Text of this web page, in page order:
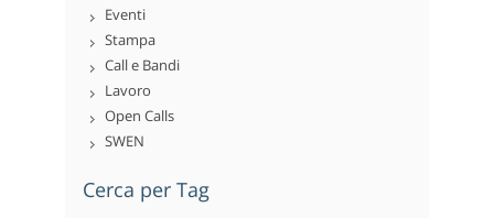
Eventi
Stampa
Call e Bandi
Lavoro
Open Calls
SWEN
Cerca per Tag